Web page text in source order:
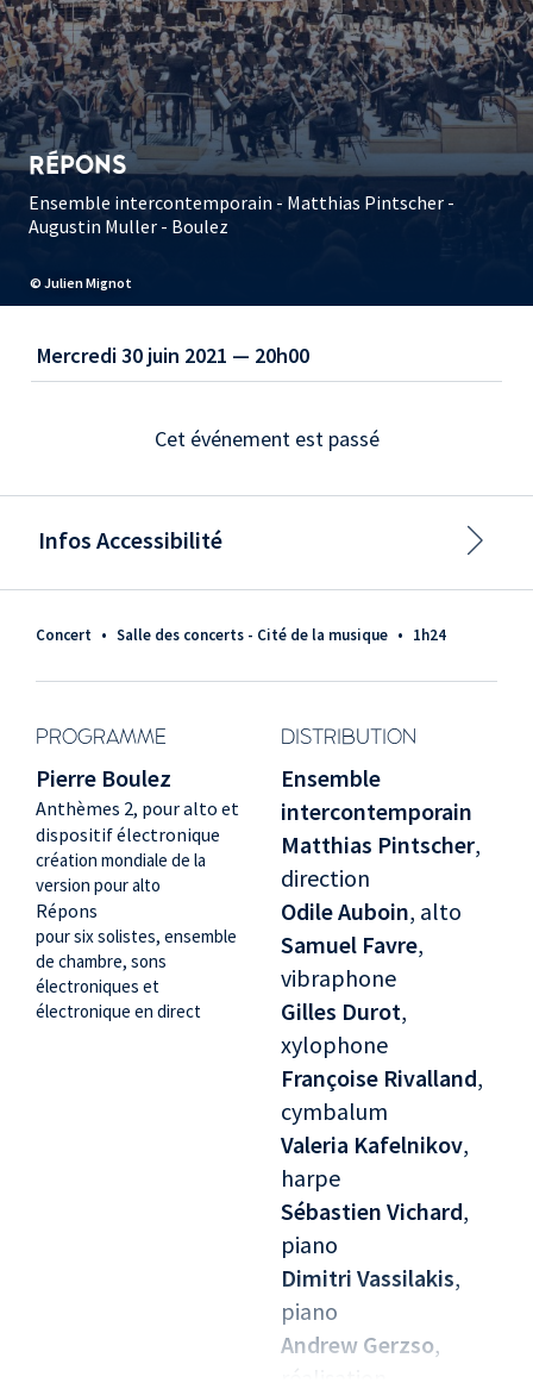
© Julien Mignot
RÉPONS
Ensemble intercontemporain - Matthias Pintscher -
Augustin Muller - Boulez
Concert • Salle des concerts - Cité de la musique • 1h24
PROGRAMME DISTRIBUTION
Pierre Boulez
Anthèmes 2, pour alto et
dispositif électronique
création mondiale de la
version pour alto
Répons
pour six solistes, ensemble
de chambre, sons
électroniques et
électronique en direct
Ensemble
intercontemporain
Matthias Pintscher,
direction
Odile Auboin, alto
Samuel Favre,
vibraphone
Gilles Durot,
xylophone
Françoise Rivalland,
cymbalum
Valeria Kafelnikov,
harpe
Sébastien Vichard,
piano
Dimitri Vassilakis,
piano
Andrew Gerzso,
Mercredi 30 juin 2021 — 20h00
Cet événement est passé
Infos Accessibilité